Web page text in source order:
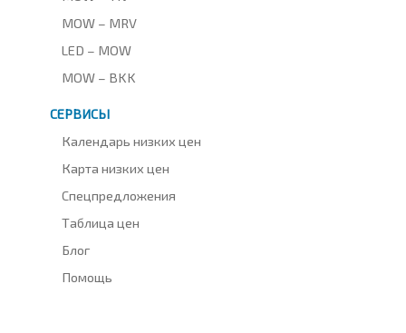
MOW – MRV
LED – MOW
MOW – BKK
СЕРВИСЫ
Календарь низких цен
Карта низких цен
Спецпредложения
Таблица цен
Блог
Помощь